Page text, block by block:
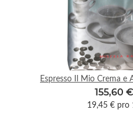
Espresso Il Mio Crema e
155,60 €
19,45 € pro